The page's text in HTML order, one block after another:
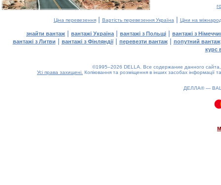
Ціна перевезення| Вартість перевезення Україна | Ціни на
знайти вантаж | вантажі Україна | вантажі з Польщі | вантажі з
вантажі з Литви | вантажі з Фінляндії| перевезти вантаж| попутний вантаж
курс
©1995–2026 DELLA. Все содержание данного
Усі права захищені. Копіювання та розміщення в інших засобах інформації
ДЕЛЛА® —